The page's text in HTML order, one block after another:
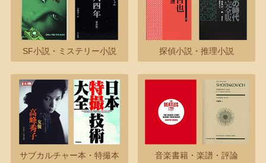
SF小説・ミステリー小説 探偵小説・推理小説
サブカルチャー本・特撮本 音楽書籍・楽譜・評論